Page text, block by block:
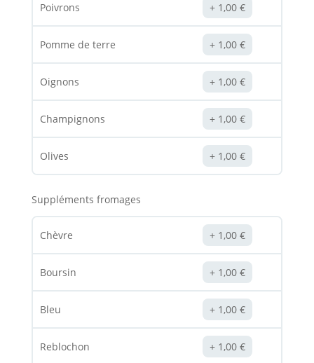
Poivrons 1,00€
Pomme de terre 1,00€
Oignons 1,00€
Champignons 1,00€
Olives 1,00€
Suppléments fromages
Chèvre 1,00€
Boursin 1,00€
Bleu 1,00€
Reblochon 1,00€